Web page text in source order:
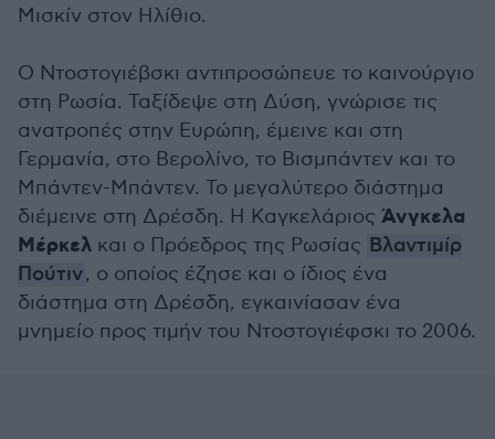
Mισκίν στον Ηλίθιο.
Ο Ντοστογιέβσκι αντιπροσώπευε το καινούργιο
στη Ρωσία. Ταξίδεψε στη Δύση, γνώρισε τις
ανατροπές στην Ευρώπη, έμεινε και στη
Γερμανία, στο Βερολίνο, το Βισμπάντεν και το
Μπάντεν-Μπάντεν. Το μεγαλύτερο διάστημα
διέμεινε στη Δρέσδη. Η Καγκελάριος Άνγκελα
Μέρκελ και ο Πρόεδρος της Ρωσίας Βλαντιμίρ
Πούτιν, ο οποίος έζησε και ο ίδιος ένα
διάστημα στη Δρέσδη, εγκαινίασαν ένα
μνημείο προς τιμήν του Ντοστογιέφσκι το 2006.